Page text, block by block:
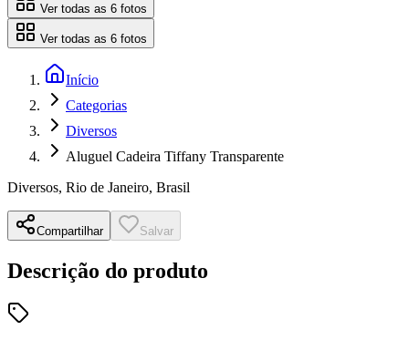
Ver todas as 6 fotos
Ver todas as 6 fotos
Início
Categorias
Diversos
Aluguel Cadeira Tiffany Transparente
Diversos, Rio de Janeiro, Brasil
Compartilhar Salvar
Descrição do produto